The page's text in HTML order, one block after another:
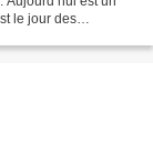
le jour des